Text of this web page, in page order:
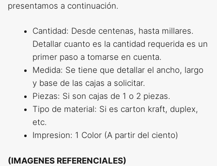
presentamos a continuación.
Cantidad: Desde centenas, hasta millares.
Detallar cuanto es la cantidad requerida es un
primer paso a tomarse en cuenta.
Medida: Se tiene que detallar el ancho, largo
y base de las cajas a solicitar.
Piezas: Si son cajas de 1 o 2 piezas.
Tipo de material: Si es carton kraft, duplex,
etc.
Impresion: 1 Color (A partir del ciento)
(IMAGENES REFERENCIALES)